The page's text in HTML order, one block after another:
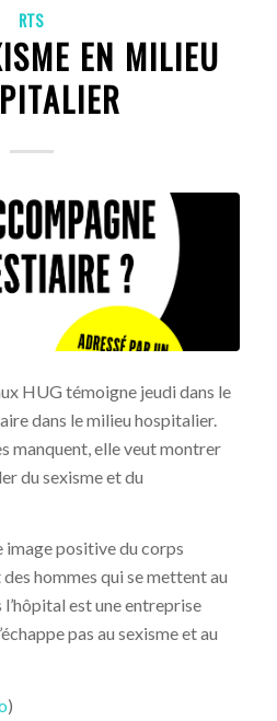
RTS
EN MILIEU
HUG témoigne jeudi dans le
dans le milieu hospitalier.
manquent, elle veut montrer
du sexisme et du
image positive du corps
hommes qui se mettent au
est une entreprise
pas au sexisme et au
)